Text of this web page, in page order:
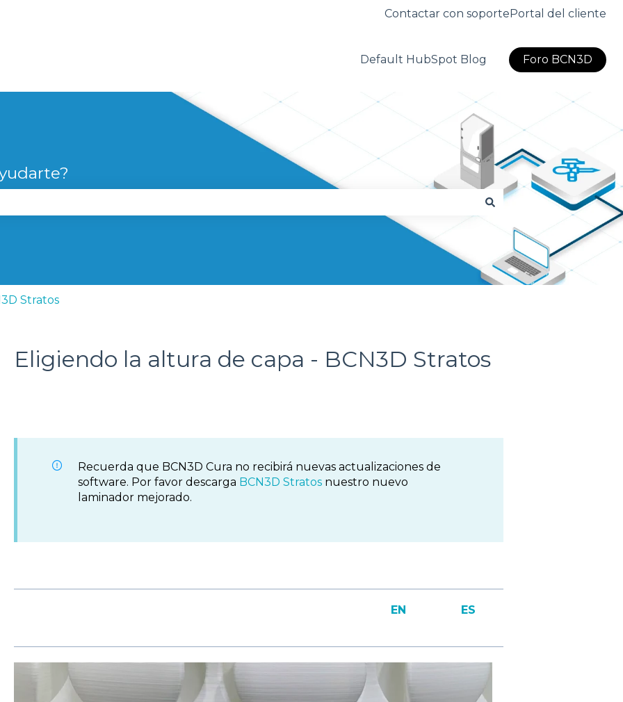
Contactar con soportePortal del cliente
Default HubSpot Blog Foro BCN3D
de búsqueda está vacío.
Stratos
Eligiendo la altura de capa - BCN3D Stratos
Recuerda que BCN3D Cura no recibirá nuevas actualizaciones de
software. Por favor descarga BCN3D Stratosnuestro nuevo
laminador mejorado.
EN ES